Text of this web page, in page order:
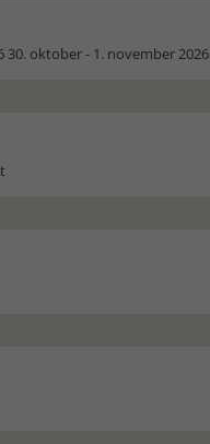
30. oktober - 1. november 2026